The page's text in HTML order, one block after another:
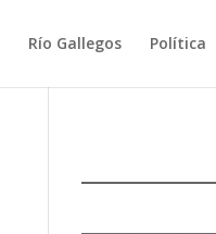
Río Gallegos Política